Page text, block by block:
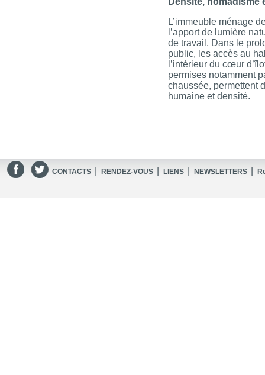
L’immeuble ménage
l’apport de lumière
de travail. Dans le
public, les accès au
l’intérieur du cœur
permises notamment
chaussée, permettent
humaine et densité.
CONTACTS RENDEZ-VOUS LIENS NEWSLETTERS